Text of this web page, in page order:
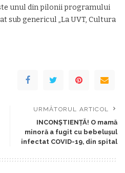
unul din pilonii programului
sub genericul „La UVT, Cultura
URMĂTORUL ARTICOL
INCONȘTIENȚĂ! O mamă
minoră a fugit cu bebelușul
infectat COVID-19, din spital